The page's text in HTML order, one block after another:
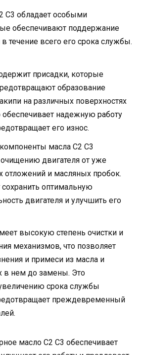
C3 обладает особыми
обеспечивают поддержание
течение всего его срока службы.
присадки, которые
образование
на различных поверхностях
обеспечивает надежную работу
его износ.
масла C2 C3
двигателя от уже
и масляных пробок.
сохранить оптимальную
двигателя и улучшить его
высокую степень очистки и
механизмов, что позволяет
и примеси из масла и
в нем до замены. Это
срока службы
преждевременный
масло C2 C3 обеспечивает